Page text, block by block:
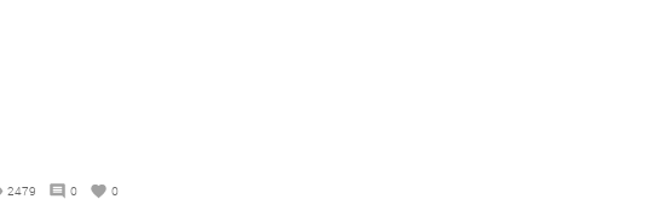
2479 0 0